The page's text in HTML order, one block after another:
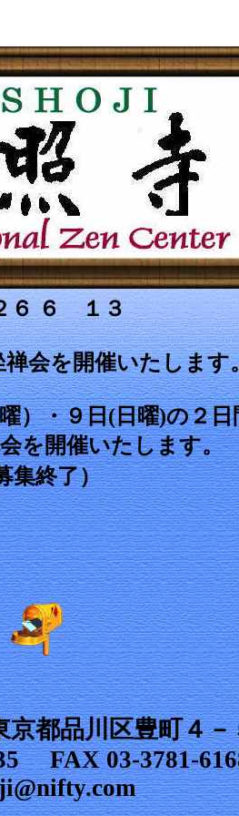
６ ６ １３
会を開催いたします
）・９日(日曜)の２日
を開催いたします。
集終了）
都品川区豊町４－
FAX 03-3781-